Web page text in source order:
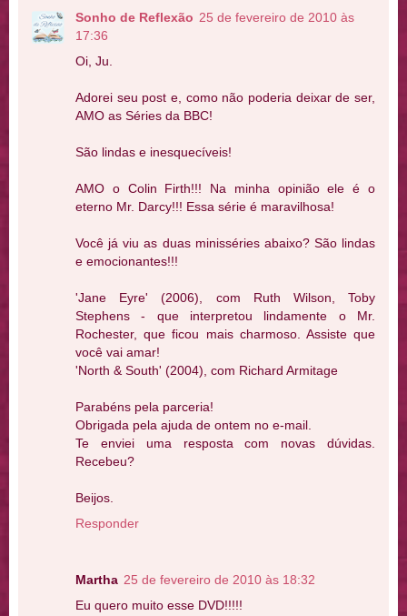
Sonho de Reflexão 25 de fevereiro de 2010 às
17:36
Oi, Ju.
Adorei seu post e, como não poderia deixar de ser,
AMO as Séries da BBC!
São lindas e inesquecíveis!
AMO o Colin Firth!!! Na minha opinião ele é o
eterno Mr. Darcy!!! Essa série é maravilhosa!
Você já viu as duas minisséries abaixo? São lindas
e emocionantes!!!
'Jane Eyre' (2006), com Ruth Wilson, Toby
Stephens - que interpretou lindamente o Mr.
Rochester, que ficou mais charmoso. Assiste que
você vai amar!
'North & South' (2004), com Richard Armitage
Parabéns pela parceria!
Obrigada pela ajuda de ontem no e-mail.
Te enviei uma resposta com novas dúvidas.
Recebeu?
Beijos.
Responder
Martha 25 de fevereiro de 2010 às 18:32
Eu quero muito esse DVD!!!!!